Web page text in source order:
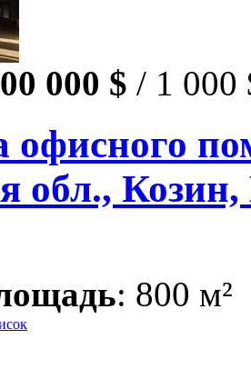
000 $ / 1 000
офисного
обл.,
: 800 м²